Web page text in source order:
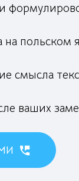
польском
смысла
ваших